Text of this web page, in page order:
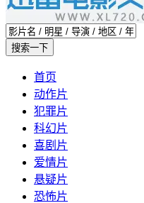
首页
动作片
犯罪片
科幻片
喜剧片
爱情片
悬疑片
恐怖片